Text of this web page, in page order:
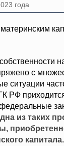
года
с
ситуации
РФ
из таких
капитала.